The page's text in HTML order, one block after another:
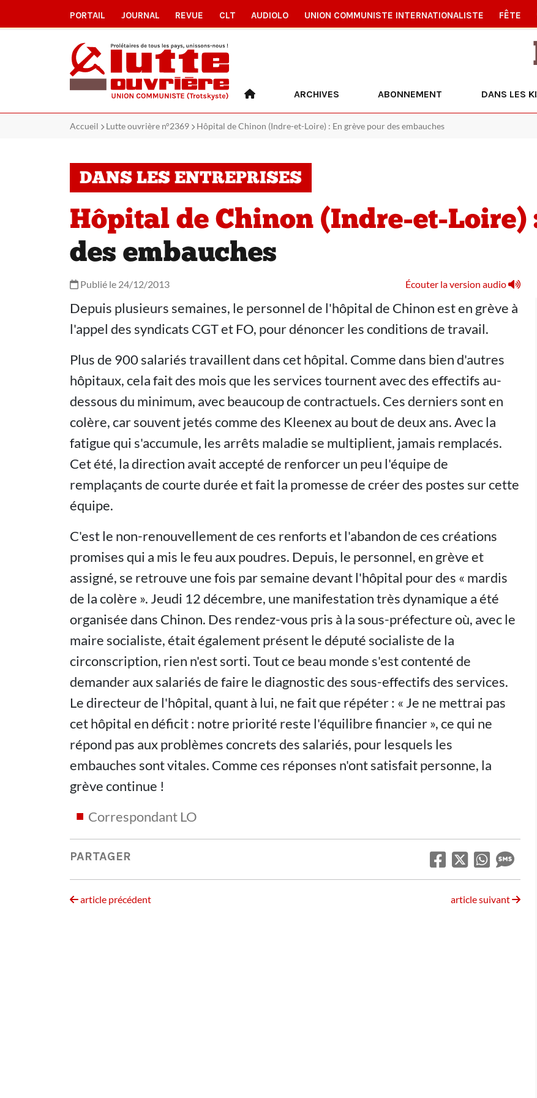
PORTAIL JOURNAL REVUE CLT AUDIOLO UNION COMMUNISTE INTERNATIONALISTE FÊTE
ARCHIVES ABONNEMENT DANS LES
Accueil Lutte ouvrière n°2369 Hôpital de Chinon (Indre-et-Loire) : En grève pour des embauches
DANS LES ENTREPRISES
Hôpital de Chinon (Indre-et-Loire)
des embauches
Publié le 24/12/2013 Écouter la version audio
Depuis plusieurs semaines, le personnel de l'hôpital de Chinon est en grève à
l'appel des syndicats CGT et FO, pour dénoncer les conditions de travail.
Plus de 900 salariés travaillent dans cet hôpital. Comme dans bien d'autres
hôpitaux, cela fait des mois que les services tournent avec des effectifs au-
dessous du minimum, avec beaucoup de contractuels. Ces derniers sont en
colère, car souvent jetés comme des Kleenex au bout de deux ans. Avec la
fatigue qui s'accumule, les arrêts maladie se multiplient, jamais remplacés.
Cet été, la direction avait accepté de renforcer un peu l'équipe de
remplaçants de courte durée et fait la promesse de créer des postes sur cette
équipe.
C'est le non-renouvellement de ces renforts et l'abandon de ces créations
promises qui a mis le feu aux poudres. Depuis, le personnel, en grève et
assigné, se retrouve une fois par semaine devant l'hôpital pour des « mardis
de la colère ». Jeudi 12 décembre, une manifestation très dynamique a été
organisée dans Chinon. Des rendez-vous pris à la sous-préfecture où, avec le
maire socialiste, était également présent le député socialiste de la
circonscription, rien n'est sorti. Tout ce beau monde s'est contenté de
demander aux salariés de faire le diagnostic des sous-effectifs des services.
Le directeur de l'hôpital, quant à lui, ne fait que répéter : « Je ne mettrai pas
cet hôpital en déficit : notre priorité reste l'équilibre financier », ce qui ne
répond pas aux problèmes concrets des salariés, pour lesquels les
embauches sont vitales. Comme ces réponses n'ont satisfait personne, la
grève continue !
Correspondant LO
PARTAGER
article précédent article suivant